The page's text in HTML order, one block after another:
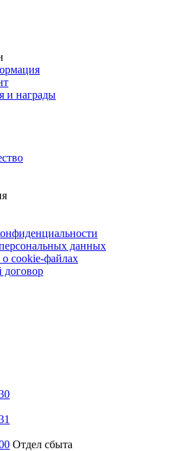
и награды
данных
cookie-файлах
Отдел сбыта